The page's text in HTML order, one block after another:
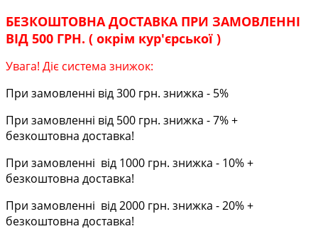
БЕЗКОШТОВНА ДОСТАВКА ПРИ ЗАМОВЛЕННІ
ВІД 500 ГРН. ( окрім кур'єрської )
Увага! Діє система знижок:
При замовленні від 300 грн. знижка - 5%
При замовленні від 500 грн. знижка - 7% +
безкоштовна доставка!
При замовленні від 1000 грн. знижка - 10% +
безкоштовна доставка!
При замовленні від 2000 грн. знижка - 20% +
безкоштовна доставка!